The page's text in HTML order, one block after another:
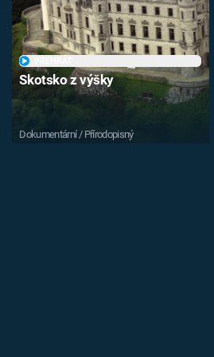
Skotsko z výšky
Dokumentární / Přírodopisný